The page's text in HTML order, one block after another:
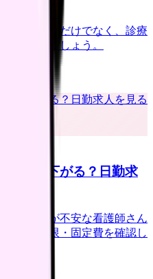
夜勤なしだけでなく、診療
確認しましょう。
給料は下がる？日勤求
がるのが不安な看護師さん
年収下限・固定費を確認し